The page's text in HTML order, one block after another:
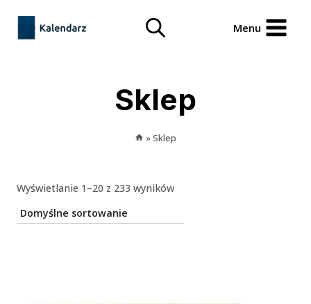
treści
treści
Menu
Sklep
»Sklep
Wyświetlanie 1–20 z 233 wyników